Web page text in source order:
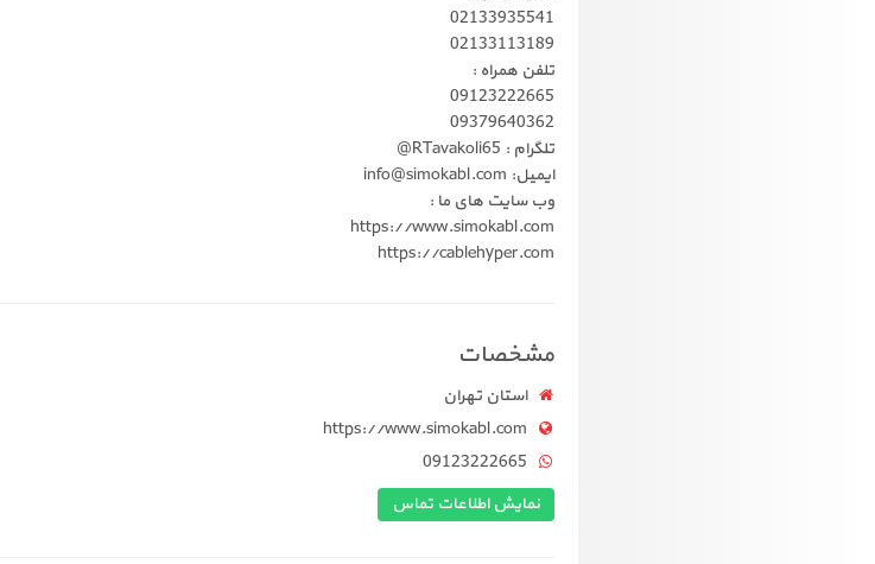
02133935541
02133113189
تلفن همراه :
09123222665
09379640362
تلگرام : RTavakoli65@
ایمیل: info@simokabl.com
وب سایت های ما :
https://www.simokabl.com
https://cablehyper.com
مشخصات
استان تهران
https://www.simokabl.com
09123222665
نمایش اطلاعات تماس